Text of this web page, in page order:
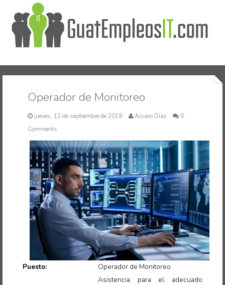
Inicio
Operador de Monitoreo
jueves, 12 de septiembre de 2019 Alvaro Díaz
0
Comments
Puesto: Operador de Monitoreo
Asistencia para el adecuado